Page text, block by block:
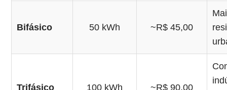
Bifásico 50 kWh ~R$ 45,00
Trifásico 100 kWh ~R$ 90,00